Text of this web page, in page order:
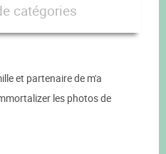
catégories
et partenaire de m'a
les photos de